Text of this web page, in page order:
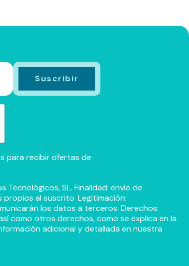
para recibir ofertas de
SL. Finalidad: envío de
al suscrito. Legitimación:
los datos a terceros. Derechos:
como otros derechos, como se explica en la
adicional y detallada en nuestra